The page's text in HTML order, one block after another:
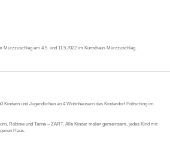
am 4.5. und 11.5.2022 im Kunsthaus Mürzzuschlag.
Kindern und Jugendlichen an 4 Wohnhäusern des Kinderdorf Pöttsching im
Robinie und Tanne – ZART. Alle Kinder malen gemeinsam, jedes Kind mit
Haus.